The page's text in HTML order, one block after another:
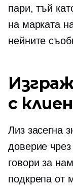
пари, тъй
на марката
нейните
с
Лиз засегна
доверие
говори за
подкрепа от